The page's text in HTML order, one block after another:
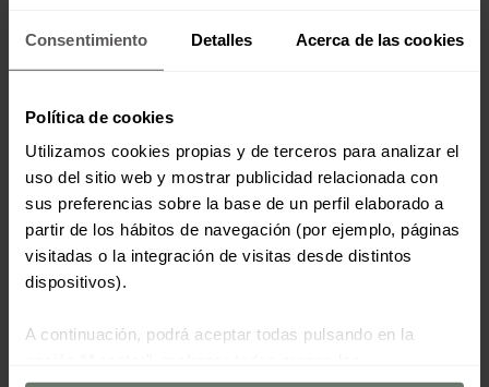
Consentimiento Detalles Acerca de las cookies
Política de cookies
Utilizamos cookies propias y de terceros para analizar el
uso del sitio web y mostrar publicidad relacionada con
sus preferencias sobre la base de un perfil elaborado a
partir de los hábitos de navegación (por ejemplo, páginas
visitadas o la integración de visitas desde distintos
dispositivos).
A continuación, podrá aceptar todas pulsando en la